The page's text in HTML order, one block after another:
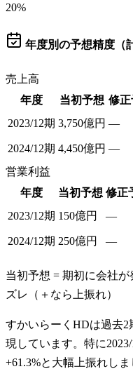
20%
年度別の予想精度（
売上高
年度
当初予想 修正
2023/12期 3,750億円 —
2024/12期 4,450億円 —
営業利益
年度
当初予想 修正
2023/12期 150億円 —
2024/12期 250億円 —
当初予想 = 期初に会社
ズレ（＋なら上振れ）
すかいらーくHDは過去
現しています。特に
+61.3%と大幅上振れし